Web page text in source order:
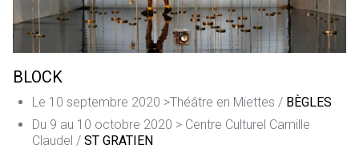
BLOCK
Le 10 septembre 2020 >Théâtre en Miettes / BÈGLES
Du 9 au 10 octobre 2020 > Centre Culturel Camille
Claudel / ST GRATIEN